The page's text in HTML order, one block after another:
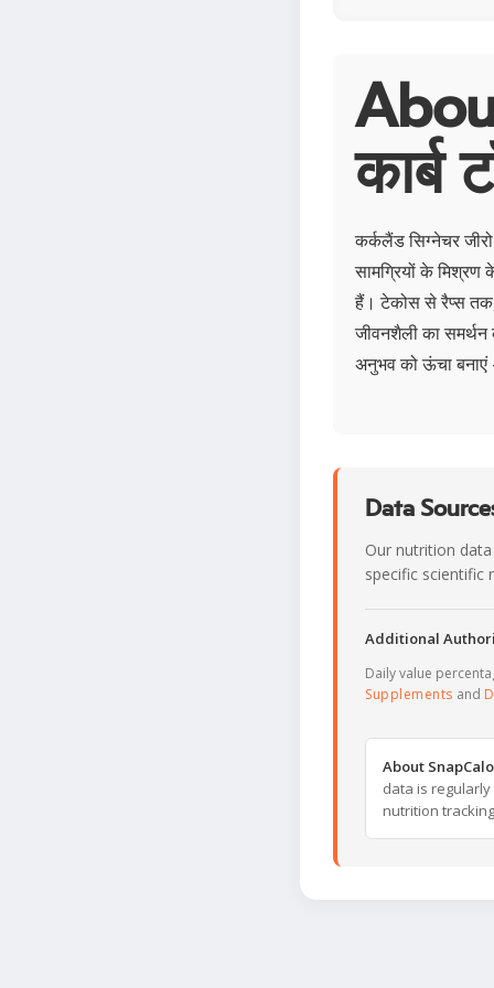
कार्ब
कर्कलैंड सिग्नेचर
सामग्रियों के मिश्रण
हैं। टेकोस से रैप्स तक,
जीवनशैली का समर्थन
अनुभव को ऊंचा बनाएं
Data
Our nutrition
specific scientific
Additional
Daily value
Supplements and
About
data is
nutrition